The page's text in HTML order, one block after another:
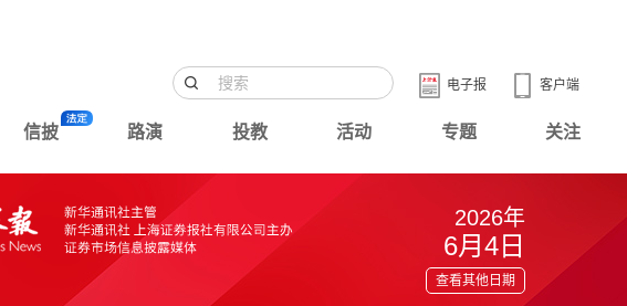
客户端
电子报
信披 路演 投教 活动 专题 关注
2026年
6月4日
查看其他日期